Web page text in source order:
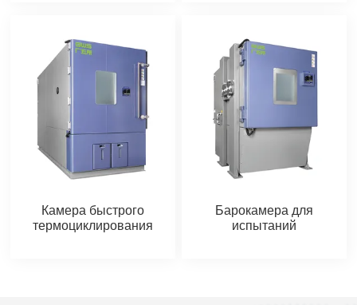
Камера быстрого
термоциклирования
Барокамера для
испытаний